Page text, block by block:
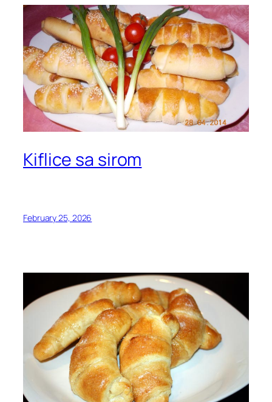
Kiflice sa sirom
February 25, 2026